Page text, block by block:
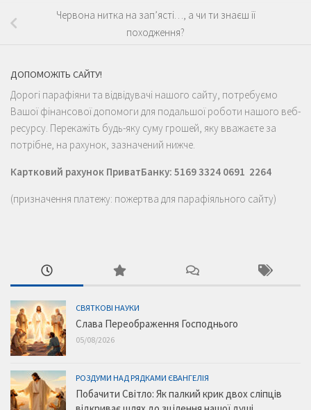
Червона нитка на зап’ясті…, а чи ти знаєш її
походження?
ДОПОМОЖІТЬ САЙТУ!
Дорогі парафіяни та відвідувачі нашого сайту, потребуємо
Вашої фінансової допомоги для подальшої роботи нашого веб-
ресурсу. Перекажіть будь-яку суму грошей, яку вважаєте за
потрібне, на рахунок, зазначений нижче.
Картковий рахунок ПриватБанку: 5169 3324 0691 2264
(призначення платежу: пожертва для парафіяльного сайту)
СВЯТКОВІ НАУКИ
Слава Переображення Господнього
05/08/2026
РОЗДУМИ НАД РЯДКАМИ ЄВАНГЕЛІЯ
Побачити Світло: Як палкий крик двох сліпців